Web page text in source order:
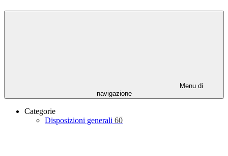
Menu di
navigazione
Categorie
Disposizioni generali 60